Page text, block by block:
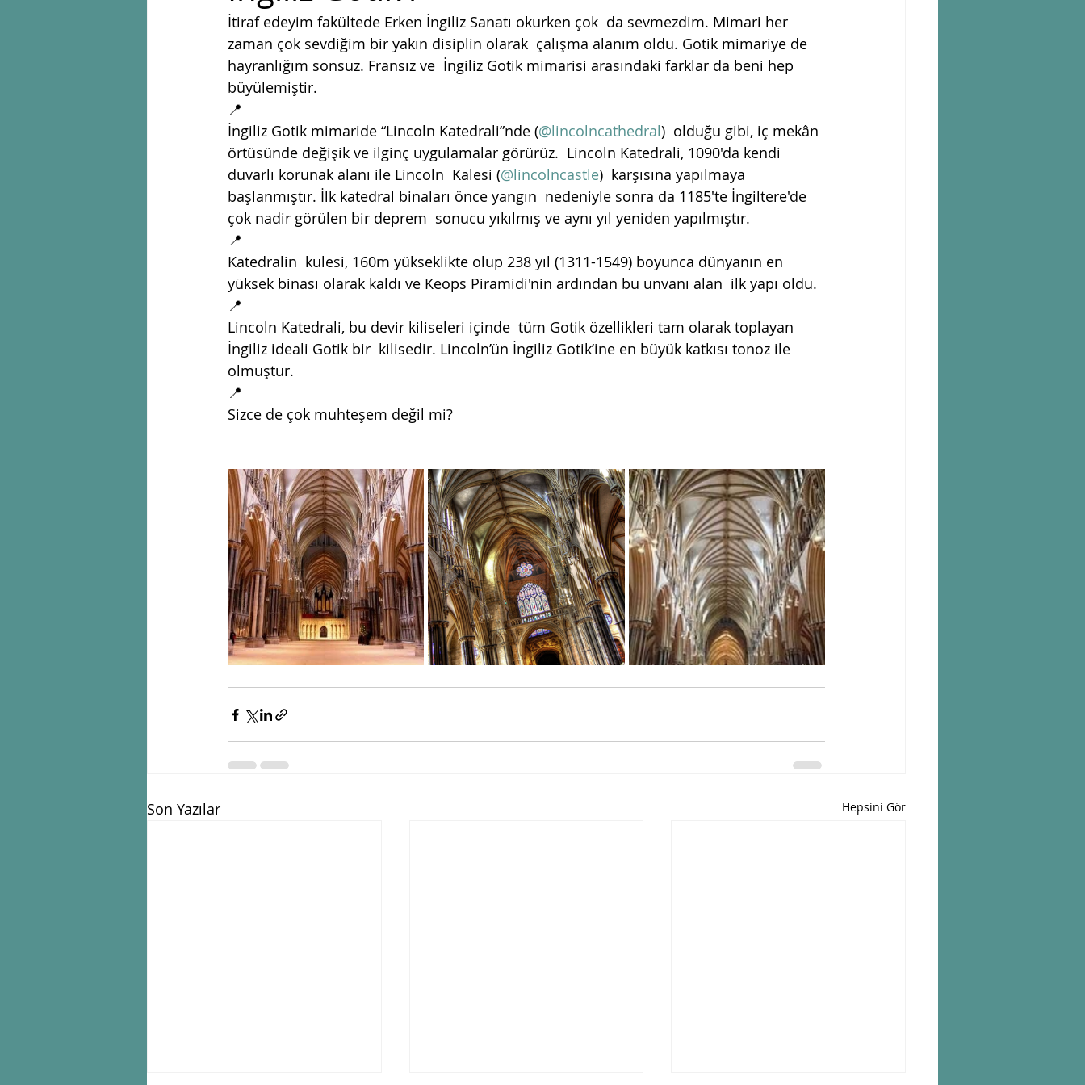
İtiraf edeyim fakültede Erken İngiliz Sanatı okurken çok  da sevmezdim. Mimari her
zaman çok sevdiğim bir yakın disiplin olarak  çalışma alanım oldu. Gotik mimariye de
hayranlığım sonsuz. Fransız ve  İngiliz Gotik mimarisi arasındaki farklar da beni hep
büyülemiştir.
📍
İngiliz Gotik mimaride “Lincoln Katedrali”nde (@lincolncathedral)  olduğu gibi, iç mekân
örtüsünde değişik ve ilginç uygulamalar görürüz.  Lincoln Katedrali, 1090'da kendi
duvarlı korunak alanı ile Lincoln  Kalesi (@lincolncastle)  karşısına yapılmaya
başlanmıştır. İlk katedral binaları önce yangın  nedeniyle sonra da 1185'te İngiltere'de
çok nadir görülen bir deprem  sonucu yıkılmış ve aynı yıl yeniden yapılmıştır.
📍
Katedralin  kulesi, 160m yükseklikte olup 238 yıl (1311-1549) boyunca dünyanın en
yüksek binası olarak kaldı ve Keops Piramidi'nin ardından bu unvanı alan  ilk yapı oldu.
📍
Lincoln Katedrali, bu devir kiliseleri içinde  tüm Gotik özellikleri tam olarak toplayan
İngiliz ideali Gotik bir  kilisedir. Lincoln’ün İngiliz Gotik’ine en büyük katkısı tonoz ile
olmuştur.
📍
Sizce de çok muhteşem değil mi?
Son Yazılar Hepsini Gör